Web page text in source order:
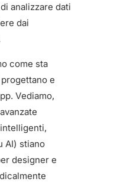
analizzare dati
dai
come sta
e
Vediamo,
AI) stiano
designer e